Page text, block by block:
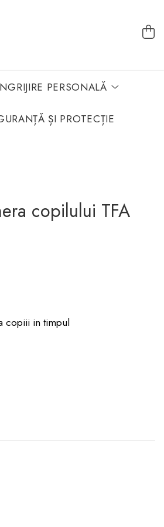
PERSONALĂ
ȘI PROTECȚIE
copilului TFA
copiii in timpul